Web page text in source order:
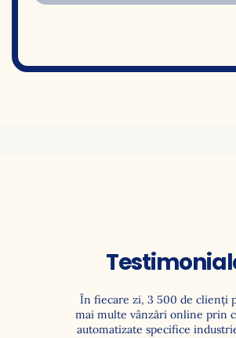
În fiecare zi, 3 500 de clienţi
mai multe vânzări online prin
automatizate specifice